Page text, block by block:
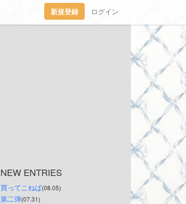
新規登録 ログイン
NEW ENTRIES
買ってこねば(08.05)
第二弾(07.31)